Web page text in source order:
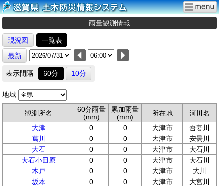
雨量観測情報
現況図
一覧表
最新
表示間隔 60分 10分
地域
観測所名
60分雨量
(mm)
累加雨量
(mm)
所在地
河川名
大津
0 0 大津市
吾妻川
葛川
0 0 大津市
安曇川
大石
0 0 大津市
大石川
大石小田原
0 0 大津市
大石川
木戸
0 0 大津市
大川
坂本
0 0 大津市
大宮川